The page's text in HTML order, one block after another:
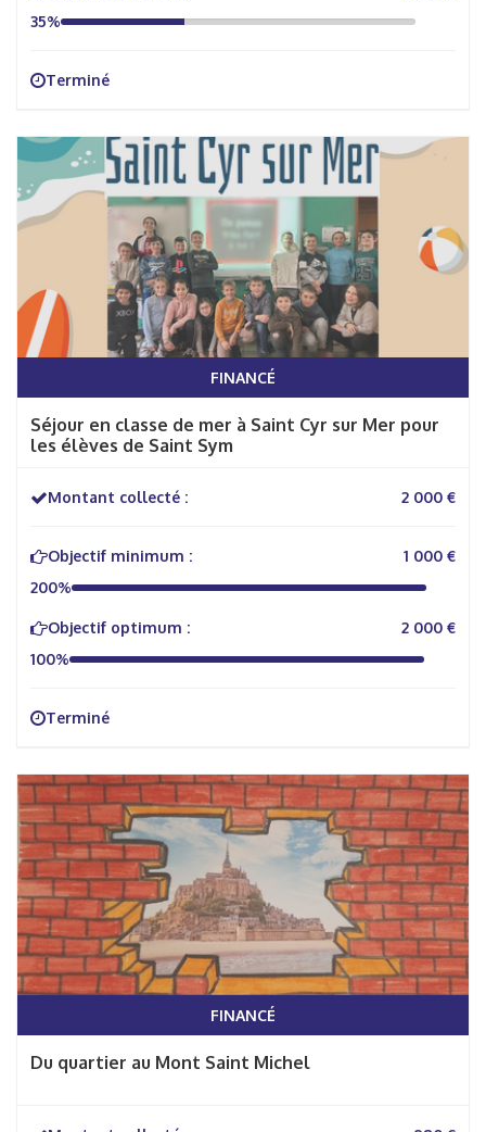
35%
Terminé
FINANCÉ
Séjour en classe de mer à Saint Cyr sur Mer pour
les élèves de Saint Sym
Montant collecté : 2 000 €
Objectif minimum :
1 000 €
200%
Objectif optimum :
2 000 €
100%
Terminé
FINANCÉ
Du quartier au Mont Saint Michel